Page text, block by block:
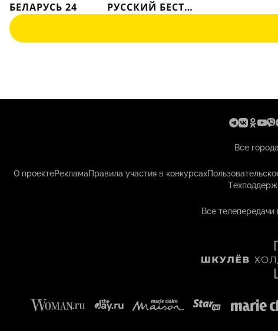
БЕЛАРУСЬ 24
РУССКИЙ БЕСТСЕЛЛЕР
Все города
О проектеРекламаПравила участия в конкурсах
Все телепередачи